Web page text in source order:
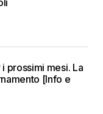
prossimi mesi. La
[Info e